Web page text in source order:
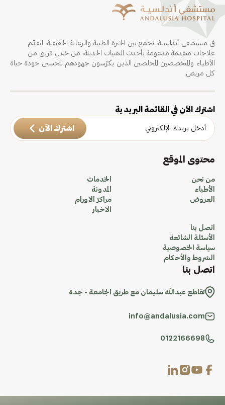
في مستشفى أندلسية، نجمع بين الخبرة الطبية والرعاية الحقيقية، لنقدّم
علاجات متقدمة مدعومة بأحدث التقنيات الحديثة، من خلال فريق من
الأطباء والمتخصصين المخلصين الذين يكرّسون جهودهم لتحسين جودة حياة
كل مريض.
اشترك الآن في القائمة البريدية
اشترك الآن
محتوى الموقع
من نحن
الأطباء
العروض
الخدمات
المدونة
مراكز الاورام
الاخبار
اتصل بنا
الأسئلة الشائعة
سياسة الخصوصية
الشروط والأحكام
اتصل بنا
تقاطع عبدالله سليمان مع طريق الجامعة - جدة
info@andalusia.com
0122166698